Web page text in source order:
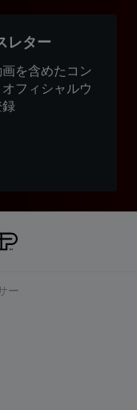
レター
を含めたコン
フィシャルウ
録
ー